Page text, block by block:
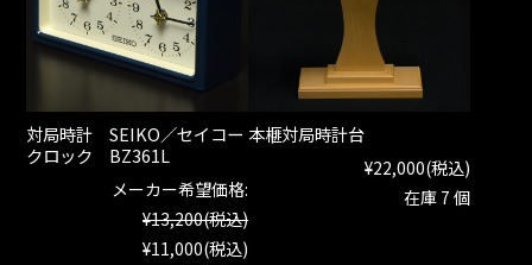
対局時計 SEIKO／セイコー
クロック BZ361L
メーカー希望価格:
¥13,200(税込)
¥11,000(税込)
本榧対局時計台
¥22,000(税込)
在庫 7 個